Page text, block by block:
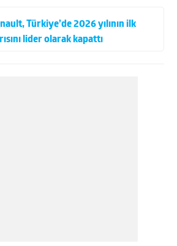
Türkiye’de 2026 yılının ilk
lider olarak kapattı